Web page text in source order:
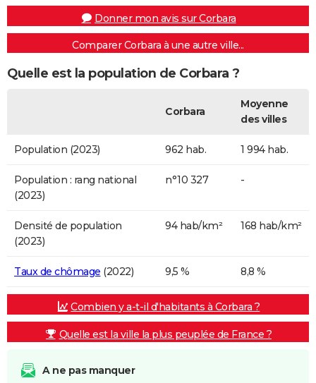
Donner mon avis sur Corbara
Comparer Corbara à une autre ville...
Quelle est la population de Corbara ?
Corbara
Moyenne
des villes
Population (2023) 962 hab. 1 994 hab.
Population : rang national
(2023)
n°10 327 -
Densité de population
(2023)
94 hab/km² 168 hab/km²
Taux de chômage (2022) 9,5 % 8,8 %
Combien y a-t-il d'habitants à Corbara ?
Quelle est la ville la plus peuplée de France ?
A ne pas manquer